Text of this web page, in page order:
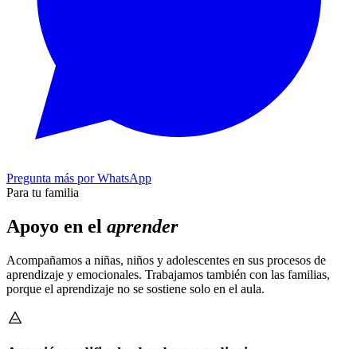
Pregunta más por WhatsApp
Para tu familia
Apoyo en el aprender
Acompañamos a niñas, niños y adolescentes en sus procesos de
aprendizaje y emocionales. Trabajamos también con las familias,
porque el aprendizaje no se sostiene solo en el aula.